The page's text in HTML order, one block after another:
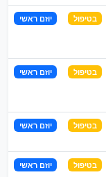
בטיפול יוזם ראשי
בטיפול יוזם ראשי
בטיפול יוזם ראשי
בטיפול יוזם ראשי